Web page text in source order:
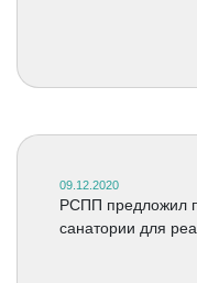
09.12.2020
РСПП предложил
санатории для